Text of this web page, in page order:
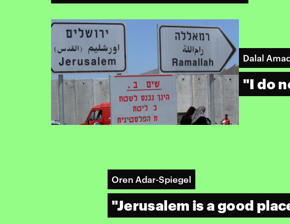
Dalal
"I do
Oren Adar-Spiegel
"Jerusalem is a good